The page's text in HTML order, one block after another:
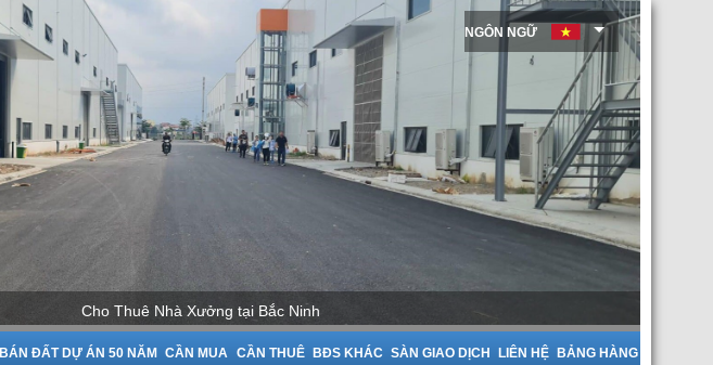
Cho Thuê Nhà Xưởng tại Bắc Giang
BÁN ĐẤT DỰ ÁN 50 NĂM CẦN MUA CẦN THUÊ BĐS KHÁC SÀN GIAO DỊCH LIÊN HỆ BẢNG HÀNG
NGÔN NGỮ